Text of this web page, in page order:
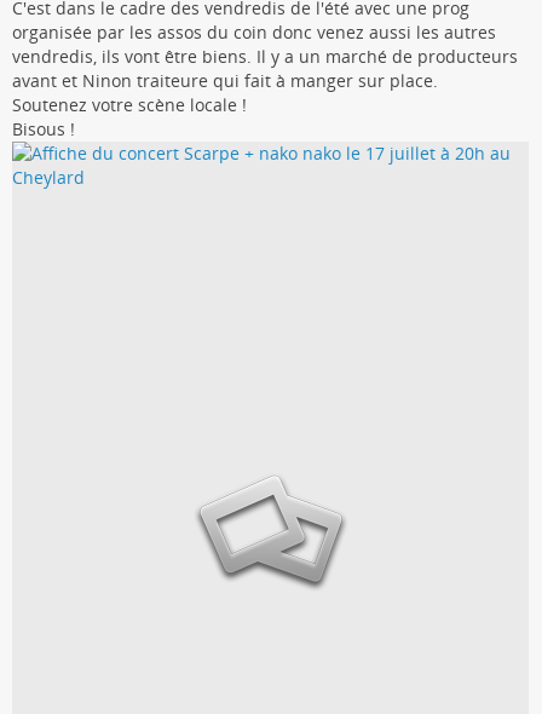
C'est dans le cadre des vendredis de l'été avec une prog
organisée par les assos du coin donc venez aussi les autres
vendredis, ils vont être biens. Il y a un marché de producteurs
avant et Ninon traiteure qui fait à manger sur place.
Soutenez votre scène locale !
Bisous !